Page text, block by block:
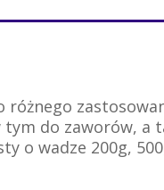
do zaworów, a
o wadze 200g,